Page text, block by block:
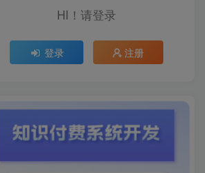
HI！请登录
登录 注册